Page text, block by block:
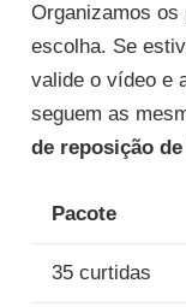
Organizamos
escolha. Se
valide o vídeo e
seguem as
de reposição
Pacote
35 curtidas